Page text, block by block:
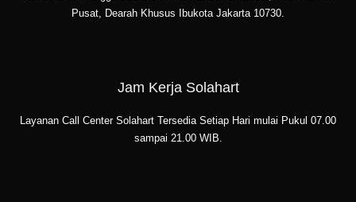
Pusat, Dearah Khusus Ibukota Jakarta 10730.
Jam Kerja Solahart
Layanan Call Center Solahart Tersedia Setiap Hari mulai Pukul 07.00
sampai 21.00 WIB.